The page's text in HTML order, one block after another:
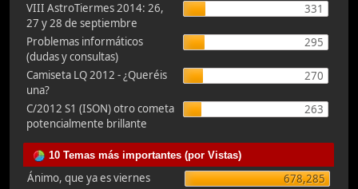
VIII AstroTiermes 2014: 26,
27 y 28 de septiembre
331
Problemas informáticos
(dudas y consultas)
295
Camiseta LQ 2012 - ¿Queréis
una?
270
C/2012 S1 (ISON) otro cometa
potencialmente brillante
263
10 Temas más importantes (por Vistas)
Ánimo, que ya es viernes
678,285